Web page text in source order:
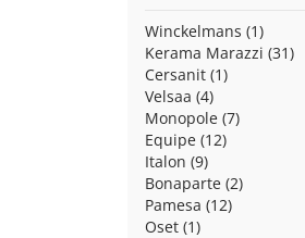
Winckelmans (1)
Kerama Marazzi (31)
Cersanit (1)
Velsaa (4)
Monopole (7)
Equipe (12)
Italon (9)
Bonaparte (2)
Pamesa (12)
Oset (1)